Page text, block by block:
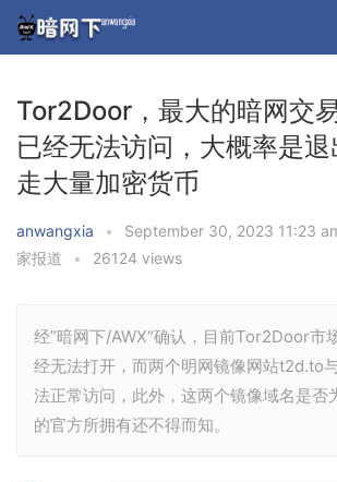
Tor2Door，最大的暗网交
已经无法访问，大概率是
走大量加密货币
anwangxia • September 30, 2023 11:23
家报道
• 26124 views
经”暗网下/AWX“确认，目前Tor2Door市
经无法打开，而两个明网镜像网站t2d.to
法正常访问，此外，这两个镜像域名是
的官方所拥有还不得而知。